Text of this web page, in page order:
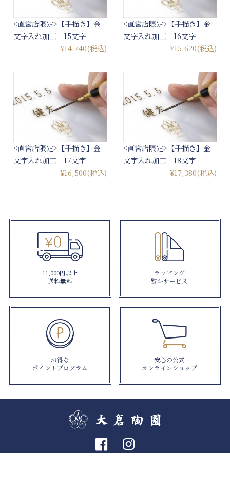
<直営店限定>【手描き】金
文字入れ加工 15文字
¥14,740(税込)
<直営店限定>【手描き】金
文字入れ加工 16文字
¥15,620(税込)
<直営店限定>【手描き】金
文字入れ加工 17文字
¥16,500(税込)
<直営店限定>【手描き】金
文字入れ加工 18文字
¥17,380(税込)
11,000円以上
送料無料
ラッピング
熨斗サービス
お得な
ポイントプログラム
安心の公式
オンラインショップ